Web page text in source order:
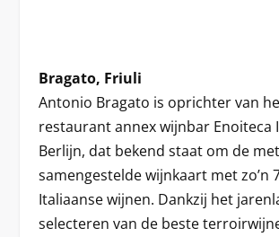
Bragato, Friuli
Antonio Bragato is oprichter van
restaurant annex wijnbar Enoiteca
Berlijn, dat bekend staat om de
samengestelde wijnkaart met zo’n
Italiaanse wijnen. Dankzij het
selecteren van de beste